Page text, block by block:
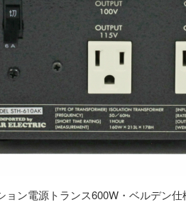
ョン電源トランス600W・ベルデン仕